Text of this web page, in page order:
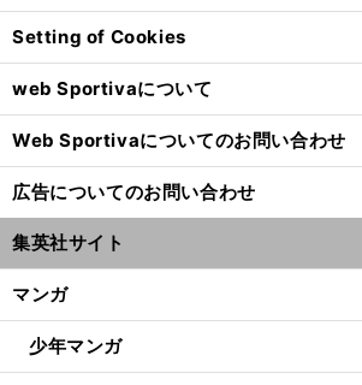
Setting of Cookies
web Sportivaについて
Web Sportivaについてのお問い合わせ
広告についてのお問い合わせ
集英社サイト
マンガ
少年マンガ